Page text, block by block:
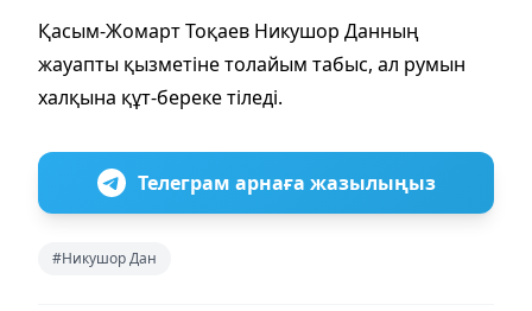
Қасым-Жомарт Тоқаев Никушор Данның
жауапты қызметіне толайым табыс, ал румын
халқына құт-береке тіледі.
Телеграм арнаға жазылыңыз
#Никушор Дан